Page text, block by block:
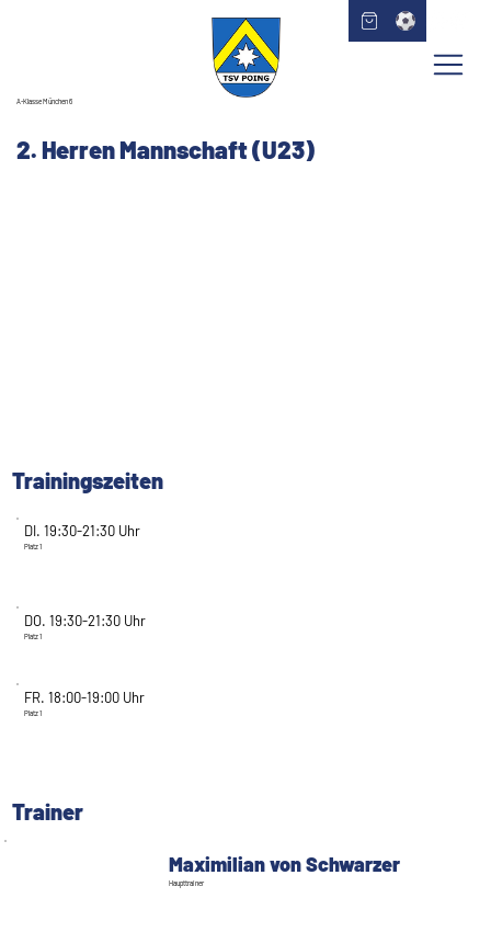
A-Klasse München 6
2. Herren Mannschaft (U23)
Trainingszeiten
DI. 19:30-21:30 Uhr
Platz 1
DO. 19:30-21:30 Uhr
Platz 1
FR. 18:00-19:00 Uhr
Platz 1
Trainer
Maximilian von Schwarzer
Haupttrainer